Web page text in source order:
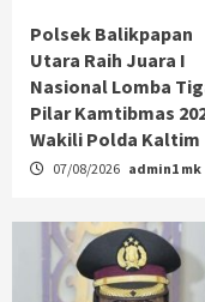
Polsek Balikpapan
Utara Raih Juara I
Nasional Lomba
Pilar Kamtibmas
Wakili Polda Kaltim
07/08/2026 admin1 mk